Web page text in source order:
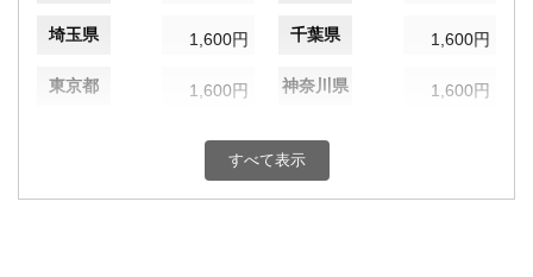
埼玉県 1,600円 千葉県 1,600円
東京都 1,600円 神奈川県 1,600円
1,600円 富山県
すべて表示